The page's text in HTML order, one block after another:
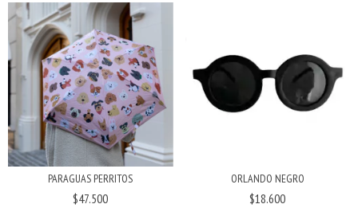
PARAGUAS PERRITOS
$47.500
ORLANDO NEGRO
$18.600